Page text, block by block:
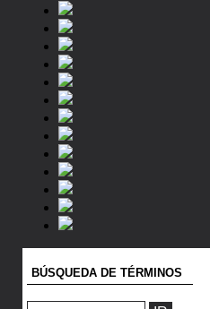
BÚSQUEDA DE TÉRMINOS